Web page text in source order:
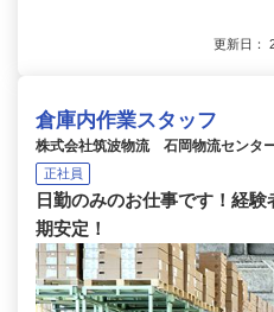
更新日：
倉庫内作業スタッフ
株式会社筑波物流 石岡物流センタ
正社員
日勤のみのお仕事です！経
期安定！